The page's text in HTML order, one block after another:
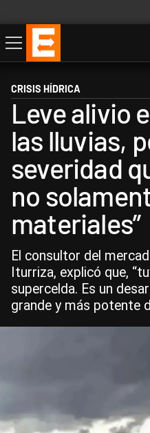
Economía
Política
Internacional
Actualidad
Descargá la App
CRISIS HÍDRICA
Leve alivio
las lluvias,
severidad
no
materiales”
El consultor del
Iturriza, explicó que,
supercelda. Es un
grande y más potente